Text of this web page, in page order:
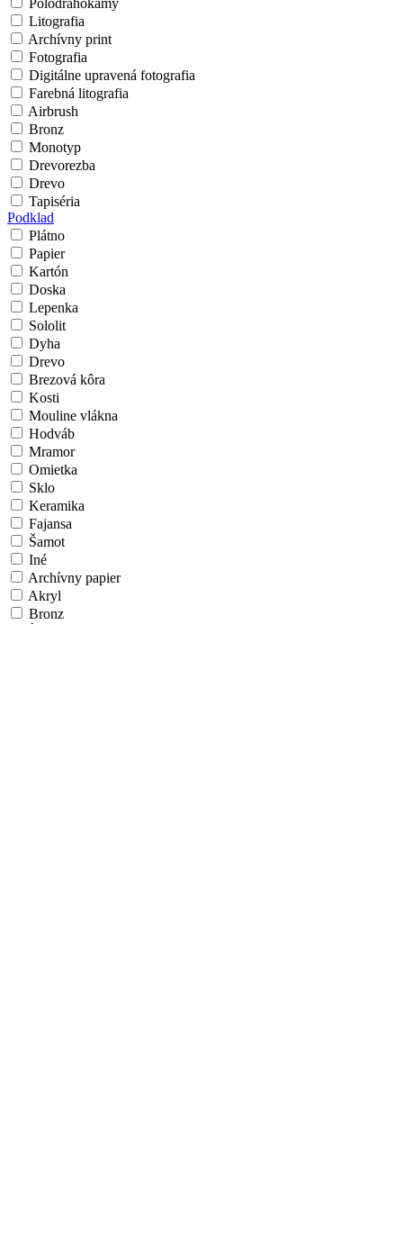
Polodrahokamy
Litografia
Archívny print
Fotografia
Digitálne upravená fotografia
Farebná litografia
Airbrush
Bronz
Monotyp
Drevorezba
Drevo
Tapiséria
Podklad
Plátno
Papier
Kartón
Doska
Lepenka
Sololit
Dyha
Drevo
Brezová kôra
Kosti
Mouline vlákna
Hodváb
Mramor
Omietka
Sklo
Keramika
Fajansa
Šamot
Iné
Archívny papier
Akryl
Bronz